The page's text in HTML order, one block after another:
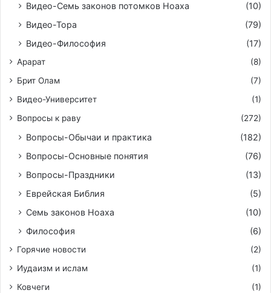
Видео-Семь законов потомков Ноаха
(10)
Видео-Тора
(79)
Видео-Философия
(17)
Арарат
(8)
Брит Олам
(7)
Видео-Университет
(1)
Вопросы к раву
(272)
Вопросы-Обычаи и практика
(182)
Вопросы-Основные понятия
(76)
Вопросы-Праздники
(13)
Еврейская Библия
(5)
Семь законов Ноаха
(10)
Философия
(6)
Горячие новости
(2)
Иудаизм и ислам
(1)
Ковчеги
(1)